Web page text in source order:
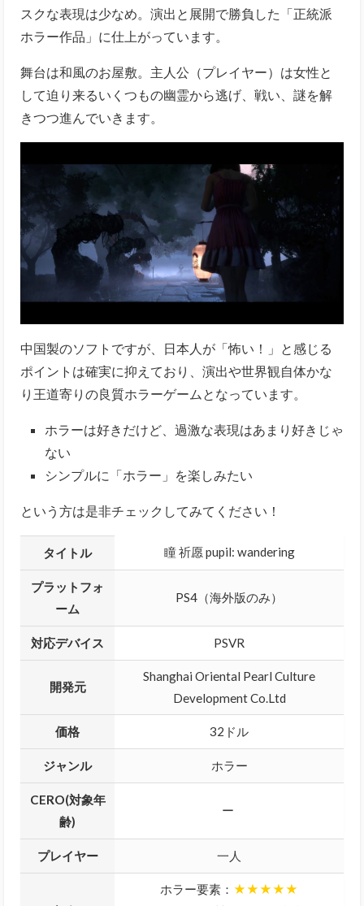
スクな表現は少なめ。演出と展開で勝負した「正統派
ホラー作品」に仕上がっています。
舞台は和風のお屋敷。主人公（プレイヤー）は女性と
して迫り来るいくつもの幽霊から逃げ、戦い、謎を解
きつつ進んでいきます。
中国製のソフトですが、日本人が「怖い！」と感じる
ポイントは確実に抑えており、演出や世界観自体かな
り王道寄りの良質ホラーゲームとなっています。
ホラーは好きだけど、過激な表現はあまり好きじゃ
ない
シンプルに「ホラー」を楽しみたい
という方は是非チェックしてみてください！
タイトル 瞳 祈愿 pupil: wandering
プラットフォ
ーム
PS4（海外版のみ）
対応デバイス PSVR
開発元
Shanghai Oriental Pearl Culture
Development Co.Ltd
価格 32ドル
ジャンル ホラー
CERO(対象年
齢)
ー
プレイヤー 一人
ホラー要素： ★★★★★